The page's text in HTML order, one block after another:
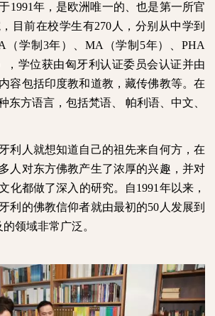
1991年，是欧洲唯一的、也是第一所官
目前在校学生有270 人，分别从中学到
（学制 3年）、 MA （学制 5年）、PHA
，学位获由匈牙利认证委员会认证并由
容包括印度教和道教，藏传佛教等。在
东方语言，包括梵语、
帕利语、中文、
利人就想知道自己的祖先来自何方，在
人对东方佛教产生了浓厚的兴趣，并对
化都做了深入的研究。自1991 年以来，
利的佛教信仰者就由最初的50 人发展到
领域非常广泛。